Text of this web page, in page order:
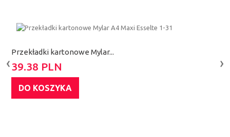
Przekładki kartonowe Mylar...
39.38 PLN
DO KOSZYKA
‹ ›